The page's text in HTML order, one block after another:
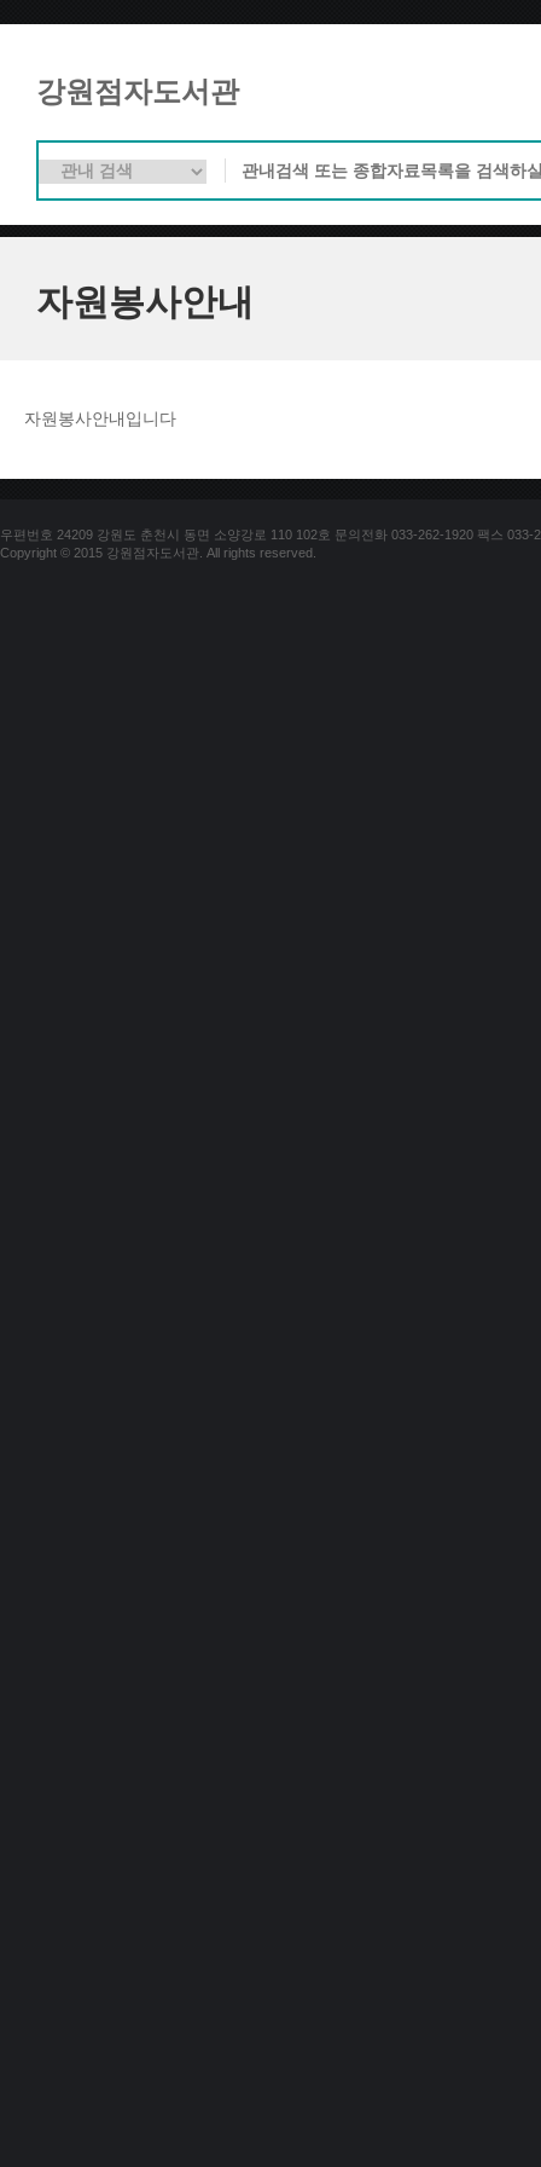
강원점자도서관
자원봉사안내
자원봉사안내입니다
우편번호 24209 강원도 춘천시 동면 소양강로 110 102호 문의전화 033-262-1920 팩스 033-
Copyright © 2015 강원점자도서관. All rights reserved.